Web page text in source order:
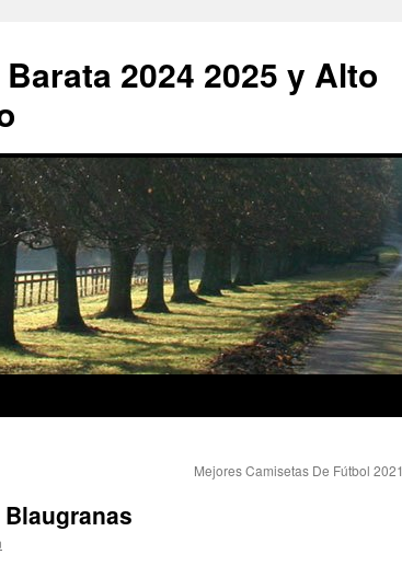
2024 2025 y Alto
Mejores Camisetas De Fútbol 2021